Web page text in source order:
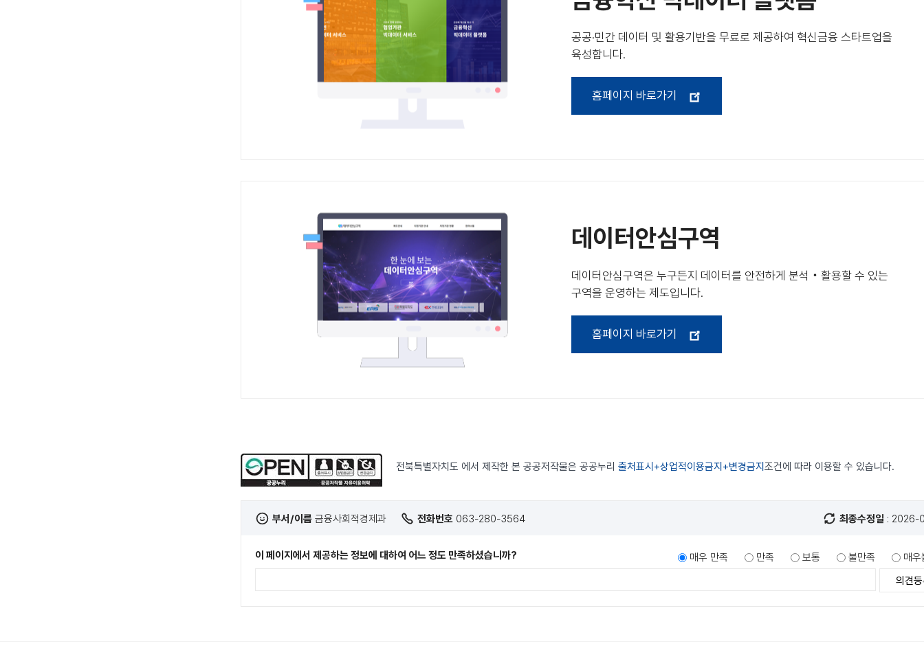
공공·민간 데이터 및 활용기반을 무료로 제공하여 혁신금융 스타트업을
육성합니다.
홈페이지 바로가기
데이터안심구역
데이터안심구역은 누구든지 데이터를 안전하게 분석‧활용할 수 있는
구역을 운영하는 제도입니다.
홈페이지 바로가기
전북특별자치도 에서 제작한 본 공공저작물은 공공누리 출처표시+상업적이용금지+변경금지 조건에 따라 이용할 수 있습니다.
부서/이름 금융사회적경제과 전화번호 063-280-3564 최종수정일 : 2026-
이 페이지에서 제공하는 정보에 대하여 어느 정도 만족하셨습니까? 매우 만족 만족 보통 불만족 매우